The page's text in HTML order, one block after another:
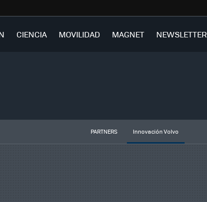
CIENCIA MOVILIDAD MAGNET NEWSLETTER
PARTNERS Innovación Volvo